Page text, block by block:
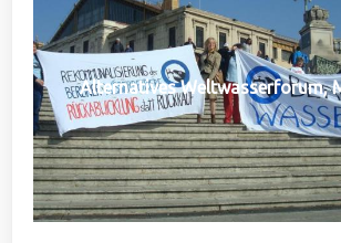
Alternatives Weltwasserforum,